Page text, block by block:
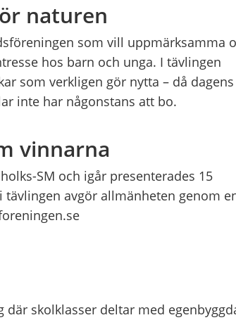
naturen
som vill uppmärksamma
hos barn och unga. I tävlingen
som verkligen gör nytta – då dagens
inte har någonstans att bo.
vinnarna
SM och igår presenterades 15
avgör allmänheten genom
där skolklasser deltar med